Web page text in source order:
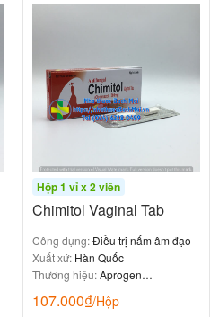
Hộp 1 vỉ x 2 viên
Chimitol Vaginal Tab
Công dụng:Điều trị nấm âm đạo
Xuất xứ: Hàn Quốc
Thương hiệu:Aprogen
Pharmaceuticals
107.000₫/Hộp